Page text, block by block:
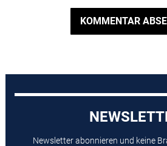
KOMMENTAR
Newsletter abonnieren und keine